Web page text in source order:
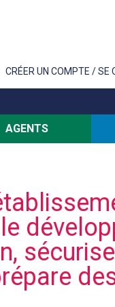
CRÉER UN COMPTE / SE
AGENTS